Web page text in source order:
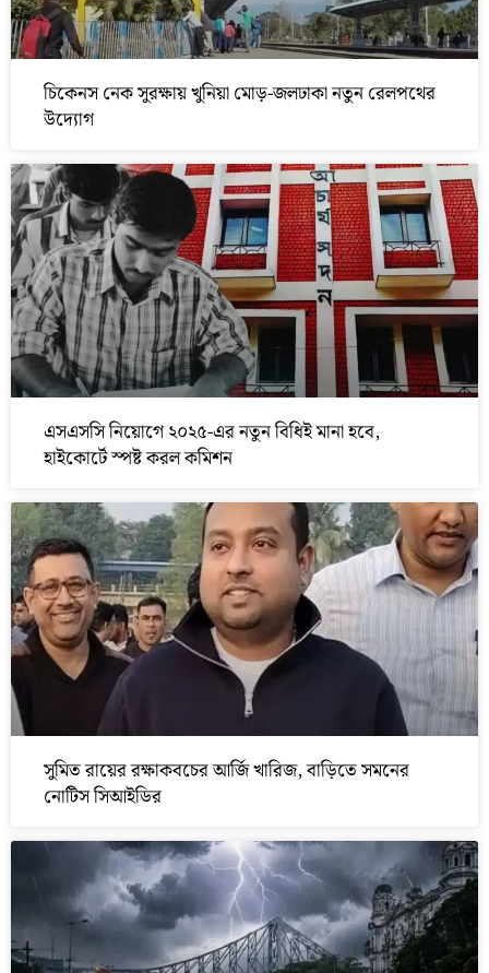
চিকেনস নেক সুরক্ষায় খুনিয়া মোড়-জলঢাকা নতুন রেলপথের
উদ্যোগ
এসএসসি নিয়োগে ২০২৫-এর নতুন বিধিই মানা হবে,
হাইকোর্টে স্পষ্ট করল কমিশন
সুমিত রায়ের রক্ষাকবচের আর্জি খারিজ, বাড়িতে সমনের
নোটিস সিআইডির